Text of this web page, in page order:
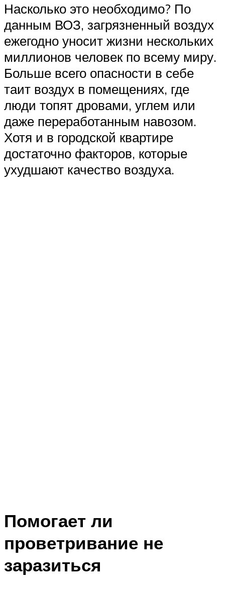
Насколько это необходимо? По
данным ВОЗ, загрязненный воздух
ежегодно уносит жизни нескольких
миллионов человек по всему миру.
Больше всего опасности в себе
таит воздух в помещениях, где
люди топят дровами, углем или
даже переработанным навозом.
Хотя и в городской квартире
достаточно факторов, которые
ухудшают качество воздуха.
Помогает ли
проветривание не
заразиться